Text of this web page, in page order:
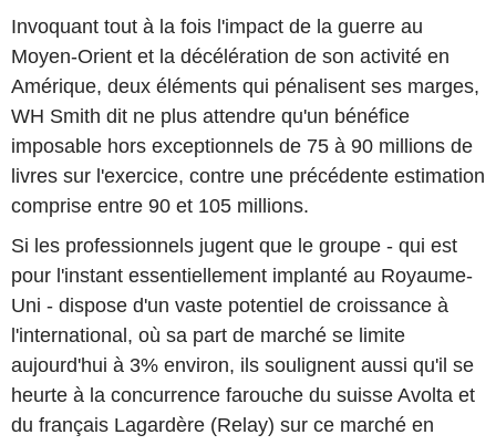
Invoquant tout à la fois l'impact de la guerre au
Moyen-Orient et la décélération de son activité en
Amérique, deux éléments qui pénalisent ses marges,
WH Smith dit ne plus attendre qu'un bénéfice
imposable hors exceptionnels de 75 à 90 millions de
livres sur l'exercice, contre une précédente estimation
comprise entre 90 et 105 millions.
Si les professionnels jugent que le groupe - qui est
pour l'instant essentiellement implanté au Royaume-
Uni - dispose d'un vaste potentiel de croissance à
l'international, où sa part de marché se limite
aujourd'hui à 3% environ, ils soulignent aussi qu'il se
heurte à la concurrence farouche du suisse Avolta et
du français Lagardère (Relay) sur ce marché en